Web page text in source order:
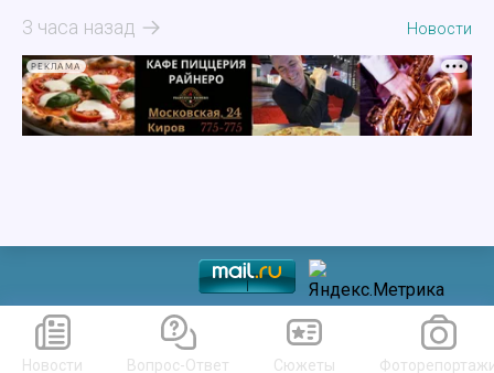
3 часа назад Новости
РЕКЛАМА
Новости Вопрос-Ответ Сюжеты